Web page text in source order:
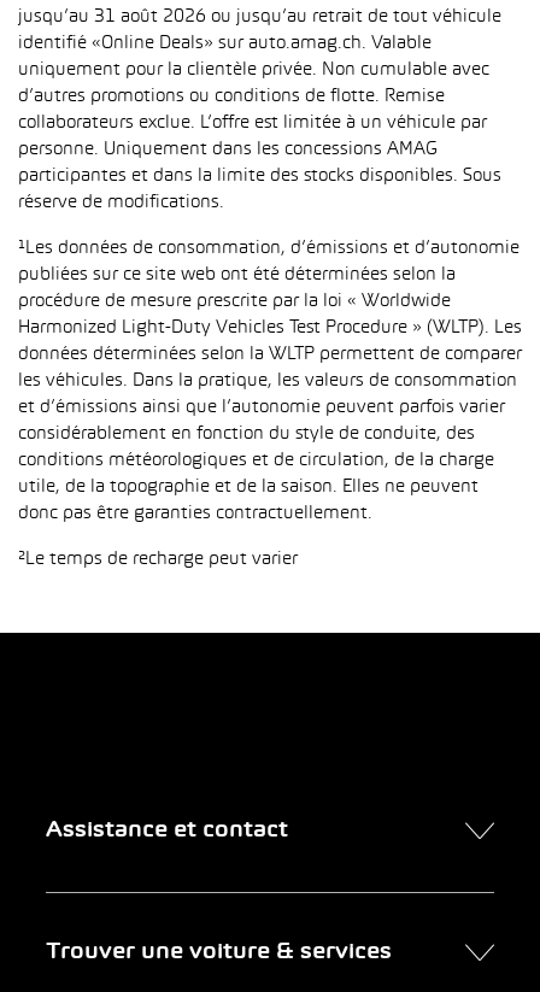
jusqu’au 31 août 2026 ou jusqu’au retrait de tout véhicule
identifié «Online Deals» sur auto.amag.ch. Valable
uniquement pour la clientèle privée. Non cumulable avec
d’autres promotions ou conditions de flotte. Remise
collaborateurs exclue. L’offre est limitée à un véhicule par
personne. Uniquement dans les concessions AMAG
participantes et dans la limite des stocks disponibles. Sous
réserve de modifications.
¹Les données de consommation, d’émissions et d’autonomie
publiées sur ce site web ont été déterminées selon la
procédure de mesure prescrite par la loi « Worldwide
Harmonized Light-Duty Vehicles Test Procedure » (WLTP). Les
données déterminées selon la WLTP permettent de comparer
les véhicules. Dans la pratique, les valeurs de consommation
et d’émissions ainsi que l’autonomie peuvent parfois varier
considérablement en fonction du style de conduite, des
conditions météorologiques et de circulation, de la charge
utile, de la topographie et de la saison. Elles ne peuvent
donc pas être garanties contractuellement.
²Le temps de recharge peut varier
Assistance et contact
Trouver une voiture & services